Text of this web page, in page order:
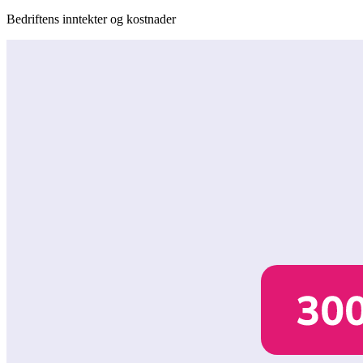
Bedriftens inntekter og kostnader